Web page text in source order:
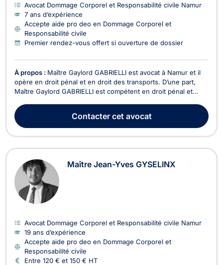
Avocat Dommage Corporel et Responsabilité civile Namur
7 ans d’expérience
Accepte aide pro deo en Dommage Corporel et
Responsabilité civile
Premier rendez-vous offert si ouverture de dossier
À propos : Maître Gaylord GABRIELLI est avocat à Namur et il
opère en droit pénal et en droit des transports. D’une part,
Maître Gaylord GABRIELLI est compétent en droit pénal et
différentes juridictions (Juge d’instruction, Juridictions
correctionnelles, Cour d'assises). Il exe...
Contactercet avocat
Maître Jean-Yves GYSELINX
Avocat Dommage Corporel et Responsabilité civile Namur
19 ans d’expérience
Accepte aide pro deo en Dommage Corporel et
Responsabilité civile
Entre 120 € et 150 € HT